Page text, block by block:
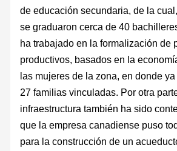
de educación secundaria, de la
se graduaron cerca de 40
ha trabajado en la formalización de
productivos, basados en la
las mujeres de la zona, en donde
27 familias vinculadas. Por otra
infraestructura también ha sido
que la empresa canadiense puso
para la construcción de un